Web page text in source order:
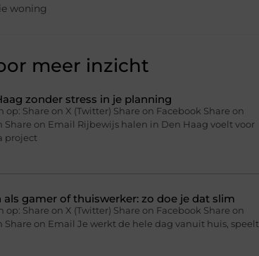
woning
meer inzicht
zonder stress in je planning
Share on X (Twitter) Share on Facebook Share on
Share on Email Rijbewijs halen in Den Haag voelt voor
project
gamer of thuiswerker: zo doe je dat slim
Share on X (Twitter) Share on Facebook Share on
Share on Email Je werkt de hele dag vanuit huis, speelt